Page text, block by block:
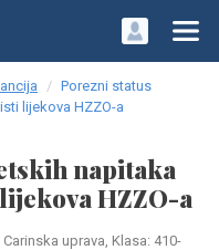
Porezni status
lijekova HZZO-a
napitaka
HZZO-a
uprava, Klasa: 410-